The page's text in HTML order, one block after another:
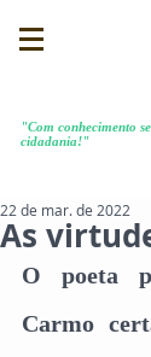
"Com conhecimento
cidadania!"
As
22 de mar. de 2022
O poeta
Carmo